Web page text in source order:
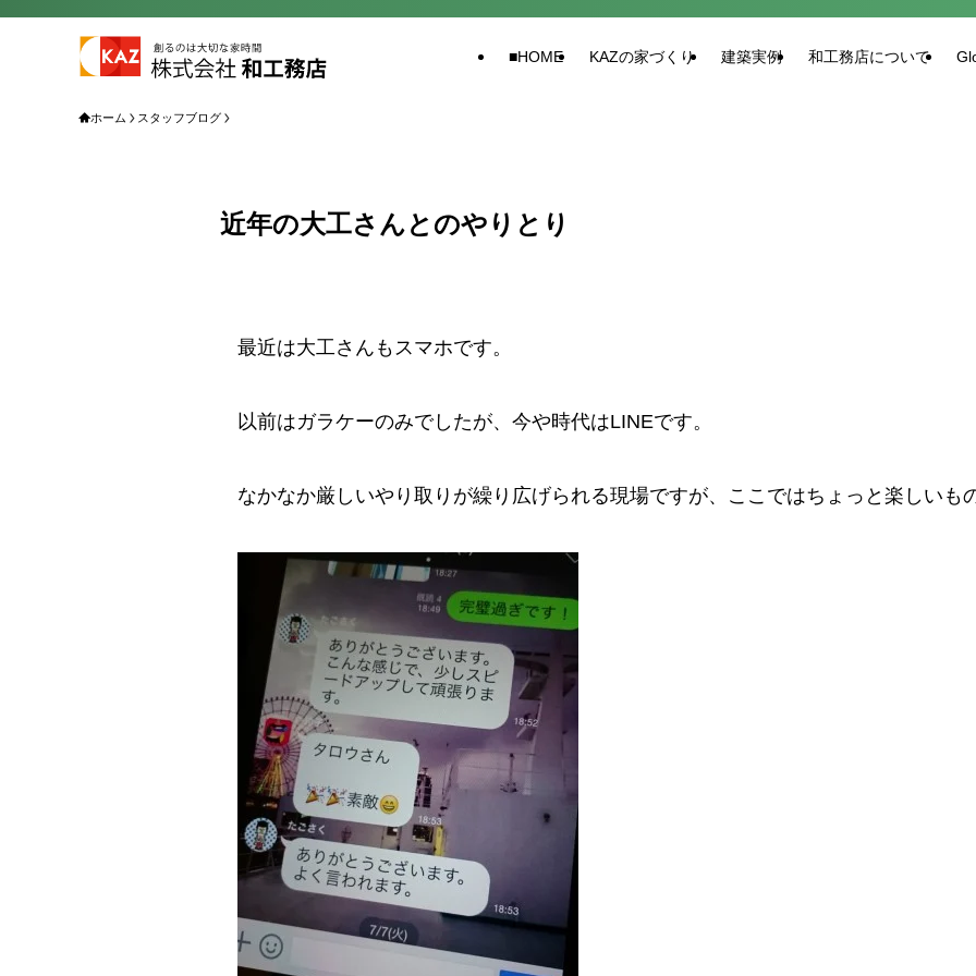
■HOME KAZの家づくり 建築実例 和工務店について
ホーム スタッフブログ
近年の大工さんとのやりとり
最近は大工さんもスマホです。
以前はガラケーのみでしたが、今や時代はLINEです。
なかなか厳しいやり取りが繰り広げられる現場ですが、ここではちょっと楽しいも